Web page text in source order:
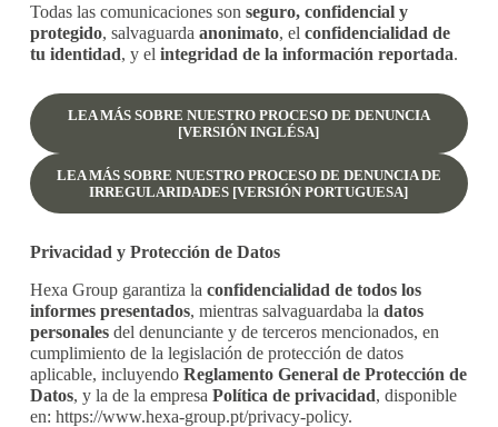
Todas las comunicaciones son seguro, confidencial y
protegido, salvaguarda anonimato, el confidencialidad de
tu identidad, y el integridad de la información reportada.
LEA MÁS SOBRE NUESTRO PROCESO DE DENUNCIA
[VERSIÓN INGLÉSA]
LEA MÁS SOBRE NUESTRO PROCESO DE DENUNCIA DE
IRREGULARIDADES [VERSIÓN PORTUGUESA]
Privacidad y Protección de Datos
Hexa Group garantiza la confidencialidad de todos los
informes presentados, mientras salvaguardaba la datos
personalesdel denunciante y de terceros mencionados, en
cumplimiento de la legislación de protección de datos
aplicable, incluyendo Reglamento General de Protección de
Datos, y la de la empresa Política de privacidad, disponible
en: https://www.hexa-group.pt/privacy-policy.